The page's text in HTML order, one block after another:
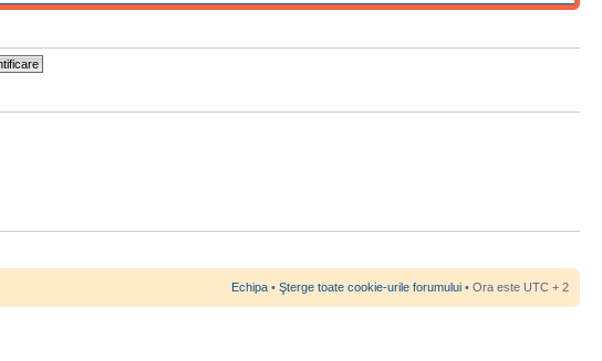
Echipa • Şterge toate cookie-urile forumului • Ora este UTC + 2